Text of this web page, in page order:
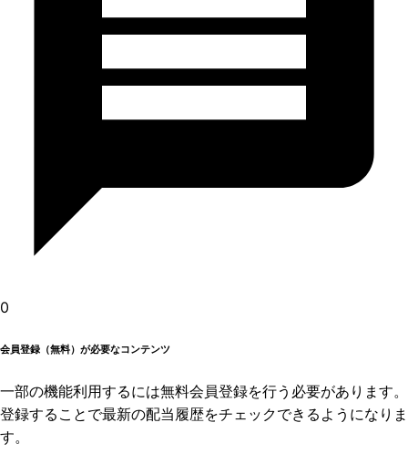
0
会員登録（無料）が必要なコンテンツ
一部の機能利用するには無料会員登録を行う必要があります。
登録することで最新の配当履歴をチェックできるようになりま
す。